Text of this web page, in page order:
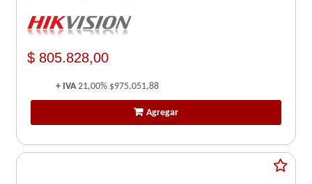
$ 805.828,00
+ IVA21,00% $975.051,88
Agregar